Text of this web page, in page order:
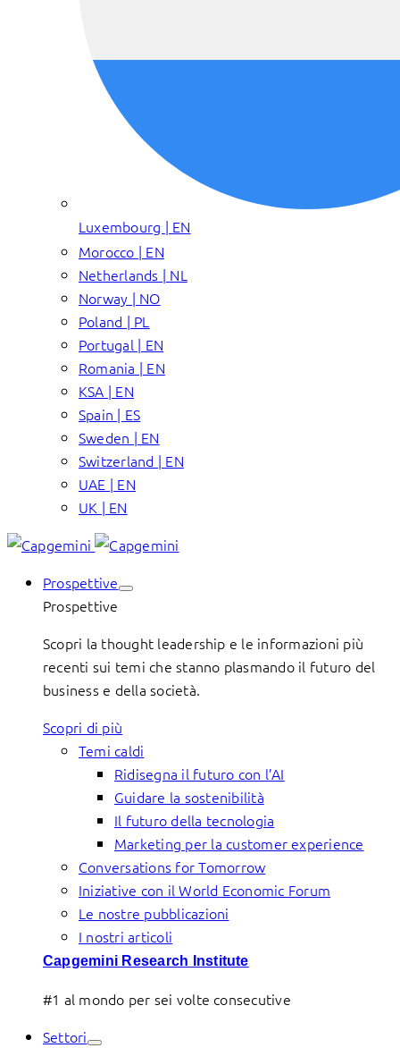
Luxembourg | EN
Morocco | EN
Netherlands | NL
Norway | NO
Poland | PL
Portugal | EN
Romania | EN
KSA | EN
Spain | ES
Sweden | EN
Switzerland | EN
UAE | EN
UK | EN
Prospettive
Prospettive
Scopri la thought leadership e le informazioni più
recenti sui temi che stanno plasmando il futuro del
business e della società.
Scopri di più
Temi caldi
Ridisegna il futuro con l’AI
Guidare la sostenibilità
Il futuro della tecnologia
Marketing per la customer experience
Conversations for Tomorrow
Iniziative con il World Economic Forum
Le nostre pubblicazioni
I nostri articoli
Capgemini Research Institute
#1 al mondo per sei volte consecutive
Settori